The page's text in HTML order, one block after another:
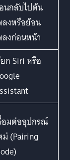
นกลับไปต้น
ลงหรือย้อน
ลงก่อนหน้า
ยก Siri หรือ
อมต่ออุปกรณ์
ม่ (Pairing